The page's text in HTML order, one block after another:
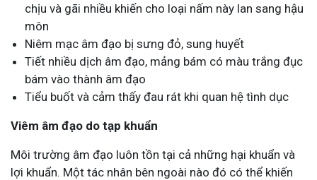
chịu và gãi nhiều khiến cho loại nấm này lan sang hậu
môn
Niêm mạc âm đạo bị sưng đỏ, sung huyết
Tiết nhiều dịch âm đạo, mảng bám có màu trắng đục
bám vào thành âm đạo
Tiểu buốt và cảm thấy đau rát khi quan hệ tình dục
Viêm âm đạo do tạp khuẩn
Môi trường âm đạo luôn tồn tại cả những hại khuẩn và
lợi khuẩn. Một tác nhân bên ngoài nào đó có thể khiến